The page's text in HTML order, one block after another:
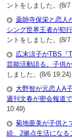
ントをしました。(8/7
薬師寺保栄と恋人
シング世界王者が犯
ントをしました。(8/7
広末涼子がTBS『
芸能活動語る。子供
しました。(8/6 19:24)
大野智が元恋人A
週刊文春が密会報道
10:49)
菊地亜美が子供と
続、2拠点生活になる